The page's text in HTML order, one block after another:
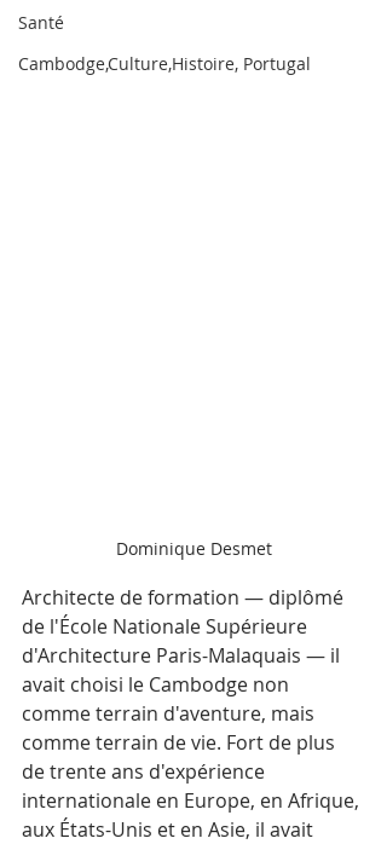
Santé
Cambodge,Culture,Histoire, Portugal
Dominique Desmet
Architecte de formation — diplômé
de l'École Nationale Supérieure
d'Architecture Paris-Malaquais — il
avait choisi le Cambodge non
comme terrain d'aventure, mais
comme terrain de vie. Fort de plus
de trente ans d'expérience
internationale en Europe, en Afrique,
aux États-Unis et en Asie, il avait